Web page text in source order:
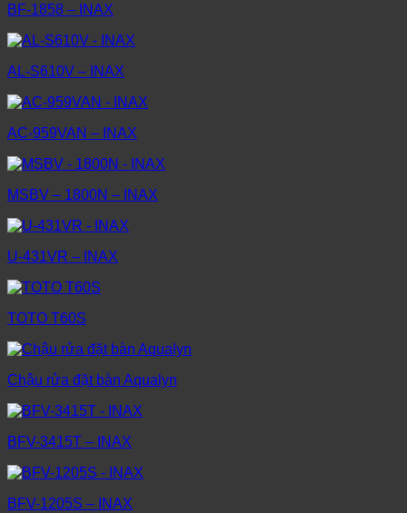
BF-1858 – INAX
AL-S610V – INAX
AC-959VAN – INAX
MSBV – 1800N – INAX
U-431VR – INAX
TOTO T60S
Chậu rửa đặt bàn Aqualyn
BFV-3415T – INAX
BFV-1205S – INAX